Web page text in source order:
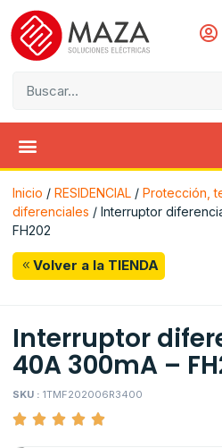
Inicio / RESIDENCIAL / Protección,
diferenciales / Interruptor
FH202
Volver a la TIENDA
Interruptor
40A 300mA –
SKU : 1TMF202006R3400